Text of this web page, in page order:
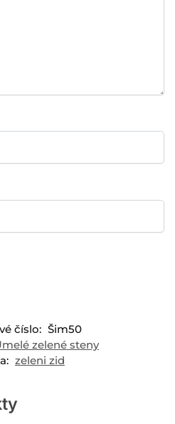
číslo: Šim50
zelené steny
zeleni zid